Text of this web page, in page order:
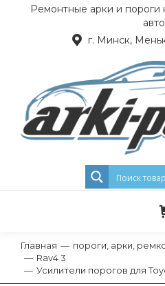
Ремонтные арки и
авто
г. Минск,
Вы здесь:
Главная пороги, арки,
Rav4 3
Усилители порогов для